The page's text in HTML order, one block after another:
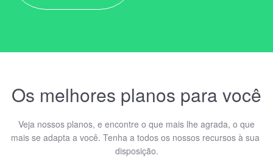
Os melhores planos para você
Veja nossos planos, e encontre o que mais lhe agrada, o que
mais se adapta a você. Tenha a todos os nossos recursos à sua
disposição.